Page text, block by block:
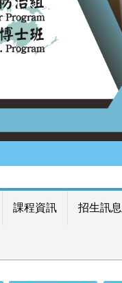
課程資訊 招生訊息